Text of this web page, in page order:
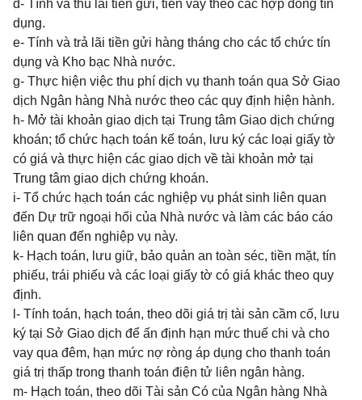
đ- Tính và thu lãi tiền gửi, tiền vay theo các hợp đồng tín
dụng.
e- Tính và trả lãi tiền gửi hàng tháng cho các tổ chức tín
dụng và Kho bạc Nhà nước.
g- Thực hiện việc thu phí dịch vụ thanh toán qua Sở Giao
dịch Ngân hàng Nhà nước theo các quy định hiện hành.
h- Mở tài khoản giao dịch tại Trung tâm Giao dịch chứng
khoán; tổ chức hạch toán kế toán, lưu ký các loại giấy tờ
có giá và thực hiện các giao dịch về tài khoản mở tại
Trung tâm giao dịch chứng khoán.
i- Tổ chức hạch toán các nghiệp vụ phát sinh liên quan
đến Dự trữ ngoại hối của Nhà nước và làm các báo cáo
liên quan đến nghiệp vụ này.
k- Hạch toán, lưu giữ, bảo quản an toàn séc, tiền mặt, tín
phiếu, trái phiếu và các loại giấy tờ có giá khác theo quy
định.
l- Tính toán, hạch toán, theo dõi giá trị tài sản cầm cố, lưu
ký tại Sở Giao dịch để ấn định hạn mức thuế chi và cho
vay qua đêm, hạn mức nợ ròng áp dụng cho thanh toán
giá trị thấp trong thanh toán điện tử liên ngân hàng.
m- Hạch toán, theo dõi Tài sản Có của Ngân hàng Nhà